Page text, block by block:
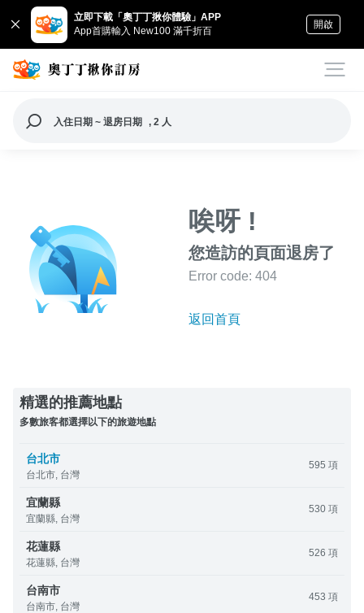
立即下載「奧丁丁揪你體驗」APP
App首購輸入 New100 滿千折百
開啟
入住日期 ~ 退房日期 , 2 人
唉呀 !
您造訪的頁面退房了
Error code: 404
返回首頁
精選的推薦地點
多數旅客都選擇以下的旅遊地點
台北市
台北市, 台灣
595 項
宜蘭縣
宜蘭縣, 台灣
530 項
花蓮縣
花蓮縣, 台灣
526 項
台南市
台南市, 台灣
453 項